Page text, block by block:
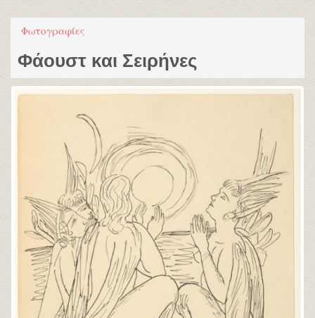
Φωτογραφίες
Φάουστ και Σειρήνες